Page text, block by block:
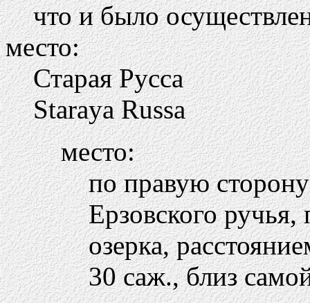
что и было
место:
Старая Русса
Staraya Russa
место:
по правую
Ерзовского
озерка,
30 саж., близ